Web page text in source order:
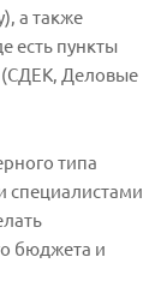
а также
есть пункты
(СДЕК, Деловые
типа
специалистами
бюджета и